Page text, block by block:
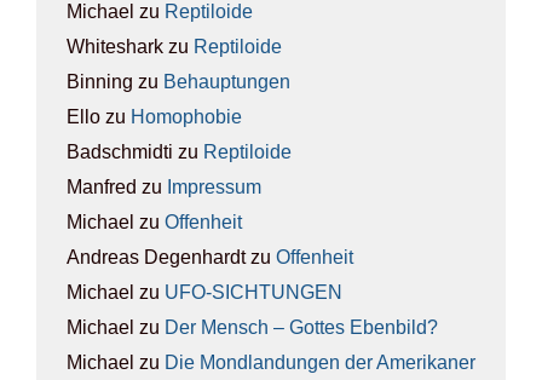
Michael zu Rep­ti­lo­ide
Whiteshark zu Rep­ti­lo­ide
Binning zu Behaup­tun­gen
Ello zu Homo­pho­bie
Badschmidti zu Rep­ti­lo­ide
Manfred zu Impres­sum
Michael zu Offen­heit
Andreas Degenhardtzu Offen­heit
Michael zu UFO-SICH­TUN­GEN
Michael zu Der Mensch – Got­tes Eben­bild?
Michael zu Die Mond­lan­dun­gen der Ame­ri­ka­ner